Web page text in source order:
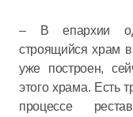
– В епархии
строящийся храм
уже построен,
этого храма. Есть
процессе